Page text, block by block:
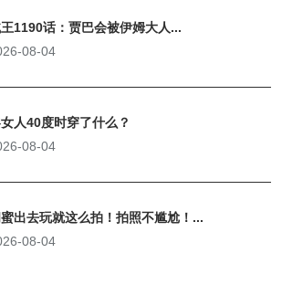
1190话：贾巴会被伊姆大人...
08-04
女人40度时穿了什么？
08-04
出去玩就这么拍！拍照不尴尬！...
08-04